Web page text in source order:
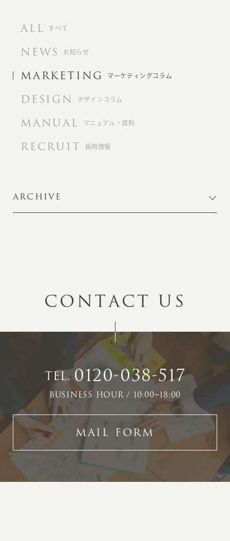
ALL すべて
NEWS お知らせ
MARKETING マーケティングコラム
DESIGN デザインコラム
MANUAL マニュアル・資料
RECRUIT 採用情報
ARCHIVE
CONTACT US
TEL.0120-038-517
BUSINESS HOUR / 10:00~18:00
MAIL FORM